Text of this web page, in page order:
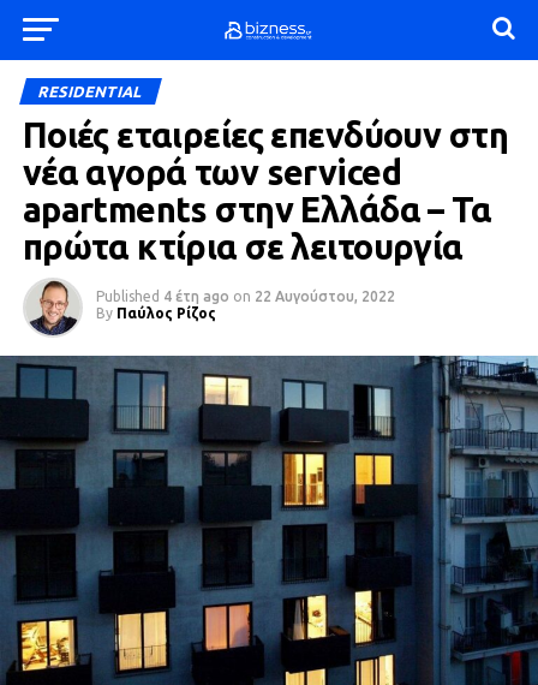
RESIDENTIAL
Ποιές εταιρείες επενδύουν στη
νέα αγορά των serviced
apartments στην Ελλάδα – Τα
πρώτα κτίρια σε λειτουργία
Published 4 έτη ago on 22 Αυγούστου, 2022
By Παύλος Ρίζος